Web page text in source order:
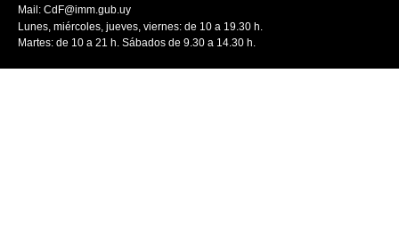
Mail: CdF@imm.gub.uy
Lunes, miércoles, jueves, viernes: de 10 a 19.30 h.
Martes: de 10 a 21 h. Sábados de 9.30 a 14.30 h.